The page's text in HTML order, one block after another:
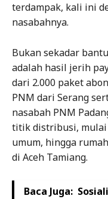
terdampak, kali ini
nasabahnya.
Bukan sekadar
adalah hasil jerih
dari 2.000 paket
PNM dari Serang
nasabah PNM
titik distribusi, mulai
umum, hingga
di Aceh Tamiang.
Baca Juga: